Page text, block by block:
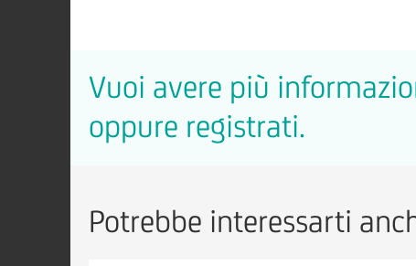
Vuoi avere più
oppure registrati.
Potrebbe interessarti